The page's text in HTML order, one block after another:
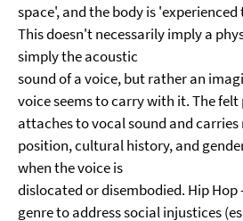
space', and the body is
This doesn't necessarily imply a
simply the acoustic
sound of a voice, but rather an
voice seems to carry with it. The
attaches to vocal sound and
position, cultural history, and
when the voice is
dislocated or disembodied. Hip Hop
genre to address social injustices